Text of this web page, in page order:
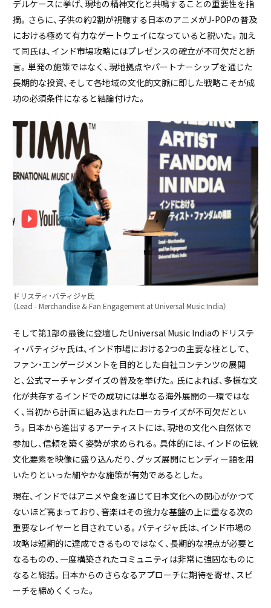
デルケースに挙げ、現地の精神文化と共鳴することの重要性を指
摘。さらに、子供の約2割が視聴する日本のアニメがJ-POPの普及
における極めて有力なゲートウェイになっていると説いた。加え
て同氏は、インド市場攻略にはプレゼンスの確立が不可欠だと断
言。単発の施策ではなく、現地拠点やパートナーシップを通じた
長期的な投資、そして各地域の文化的文脈に即した戦略こそが成
功の必須条件になると結論付けた。
ドリスティ・バティジャ氏
（Lead - Merchandise & Fan Engagement at Universal Music India）
そして第1部の最後に登壇したUniversal Music Indiaのドリステ
ィ・バティジャ氏は、インド市場における2つの主要な柱として、
ファン・エンゲージメントを目的とした自社コンテンツの展開
と、公式マーチャンダイズの普及を挙げた。氏によれば、多様な文
化が共存するインドでの成功には単なる海外展開の一環ではな
く、当初から計画に組み込まれたローカライズが不可欠だとい
う。日本から進出するアーティストには、現地の文化へ自然体で
参加し、信頼を築く姿勢が求められる。具体的には、インドの伝統
文化要素を映像に盛り込んだり、グッズ展開にヒンディー語を用
いたりといった細やかな施策が有効であるとした。
現在、インドではアニメや食を通じて日本文化への関心がかつて
ないほど高まっており、音楽はその強力な基盤の上に重なる次の
重要なレイヤーと目されている。バティジャ氏は、インド市場の
攻略は短期的に達成できるものではなく、長期的な視点が必要と
なるものの、一度構築されたコミュニティは非常に強固なものに
なると総括。日本からのさらなるアプローチに期待を寄せ、スピ
ーチを締めくくった。